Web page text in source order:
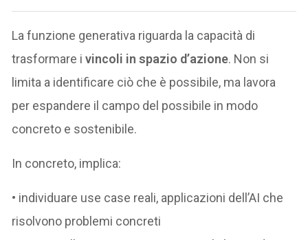
La funzione generativa riguarda la capacità di
trasformare ivincoli in spazio d’azione. Non si
limita a identificare ciò che è possibile, ma lavora
per espandere il campo del possibile in modo
concreto e sostenibile.
In concreto, implica:
• individuare use case reali, applicazioni dell’AI che
risolvono problemi concreti